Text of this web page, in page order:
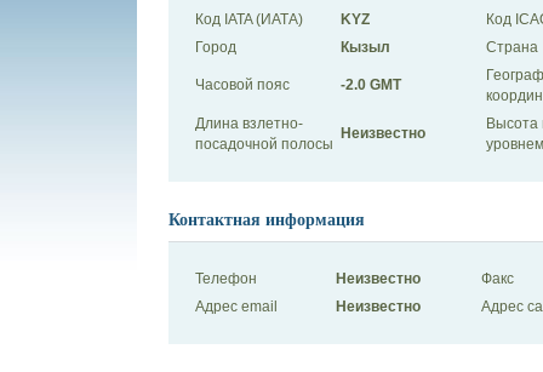
Код IATA (ИАТА) KYZ
Код
Город
Кызыл Страна
Часовой пояс -2.0 GMT
Длина взлетно-
посадочной полосы
Неизвестно
Высота
Контактная информация
Телефон Неизвестно
Факс
Адрес email
Неизвестно Адрес